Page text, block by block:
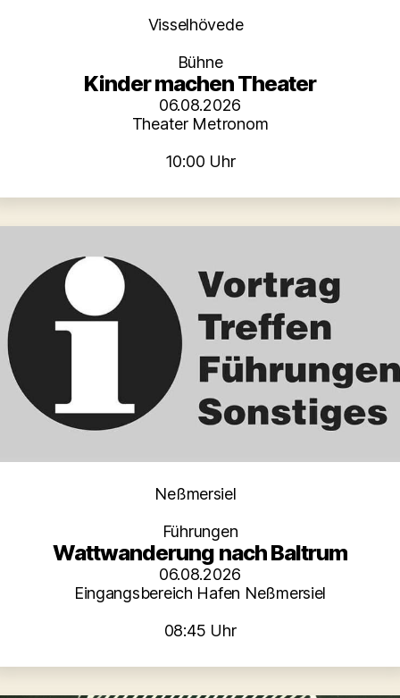
Kategorien
Visselhövede
Bühne
Kinder machen Theater
06.08.2026
Theater Metronom
10:00 Uhr
Kategorien
Neßmersiel
Führungen
Wattwanderung nach Baltrum
06.08.2026
Eingangsbereich Hafen Neßmersiel
08:45 Uhr